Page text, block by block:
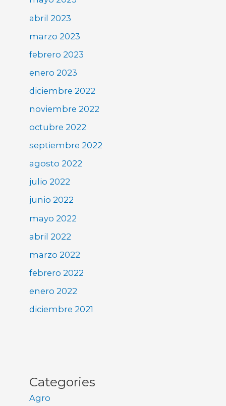
abril 2023
marzo 2023
febrero 2023
enero 2023
diciembre 2022
noviembre 2022
octubre 2022
septiembre 2022
agosto 2022
julio 2022
junio 2022
mayo 2022
abril 2022
marzo 2022
febrero 2022
enero 2022
diciembre 2021
Categories
Agro